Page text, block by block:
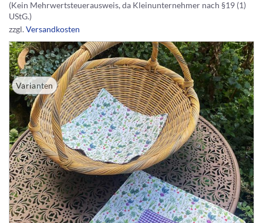
(Kein Mehrwertsteuerausweis, da Kleinunternehmer nach §19 (1)
UStG.)
zzgl.Versandkosten
Varianten